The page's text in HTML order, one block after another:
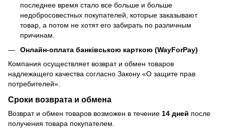
последнее время стало все больше и больше
недобросовестных покупателей, которые заказывают
товар, а потом не хотят его забирать по различным
причинам.
Онлайн-оплата банківською карткою (WayForPay)
Компания осуществляет возврат и обмен товаров
надлежащего качества согласно Закону «О защите прав
потребителей»
Сроки возврата и обмена
Возврат и обмен товаров возможен в течение 14 дней после
получения товара покупателем.